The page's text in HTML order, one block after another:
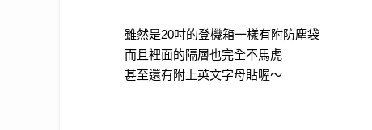
雖然是20吋的登機箱一樣有附防塵袋
而且裡面的隔層也完全不馬虎
甚至還有附上英文字母貼喔～